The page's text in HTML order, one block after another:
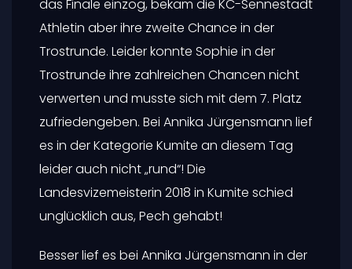
das Finale einzog, bekam die KC-Sennestadt
Athletin aber ihre zweite Chance in der
Trostrunde. Leider konnte Sophie in der
Trostrunde ihre zahlreichen Chancen nicht
verwerten und musste sich mit dem 7. Platz
zufriedengeben. Bei Annika Jürgensmann lief
es in der Kategorie Kumite an diesem Tag
leider auch nicht „rund“! Die
Landesvizemeisterin 2018 in Kumite schied
unglücklich aus, Pech gehabt!
Besser lief es bei Annika Jürgensmann in der